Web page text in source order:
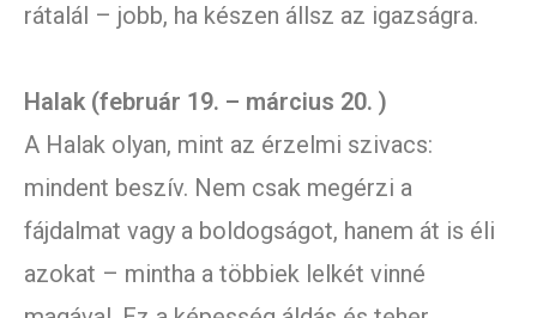
rátalál – jobb, ha készen állsz az igazságra.
Halak (február 19. – március 20. )
A Halak olyan, mint az érzelmi szivacs:
mindent beszív. Nem csak megérzi a
fájdalmat vagy a boldogságot, hanem át is éli
azokat – mintha a többiek lelkét vinné